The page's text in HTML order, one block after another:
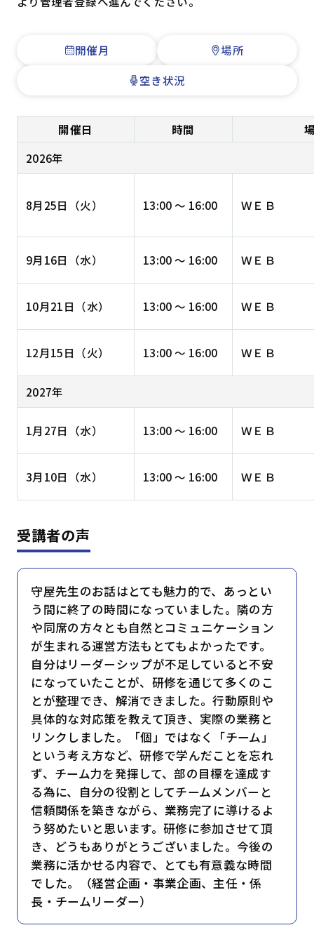
開催月
場所
空き状況
開催日 時間
2026年
8月25日（火） 13:00 ～ 16:00 ＷＥＢ
9月16日（水） 13:00 ～ 16:00 ＷＥＢ
10月21日（水） 13:00 ～ 16:00 ＷＥＢ
12月15日（火） 13:00 ～ 16:00 ＷＥＢ
2027年
1月27日（水） 13:00 ～ 16:00 ＷＥＢ
3月10日（水） 13:00 ～ 16:00 ＷＥＢ
受講者の声
守屋先生のお話はとても魅力的で、あっとい
う間に終了の時間になっていました。隣の方
や同席の方々とも自然とコミュニケーション
が生まれる運営方法もとてもよかったです。
自分はリーダーシップが不足していると不安
になっていたことが、研修を通じて多くのこ
とが整理でき、解消できました。行動原則や
具体的な対応策を教えて頂き、実際の業務と
リンクしました。「個」ではなく「チーム」
という考え方など、研修で学んだことを忘れ
ず、チーム力を発揮して、部の目標を達成す
る為に、自分の役割としてチームメンバーと
信頼関係を築きながら、業務完了に導けるよ
う努めたいと思います。研修に参加させて頂
き、どうもありがとうございました。今後の
業務に活かせる内容で、とても有意義な時間
でした。（経営企画・事業企画、主任・係
長・チームリーダー）